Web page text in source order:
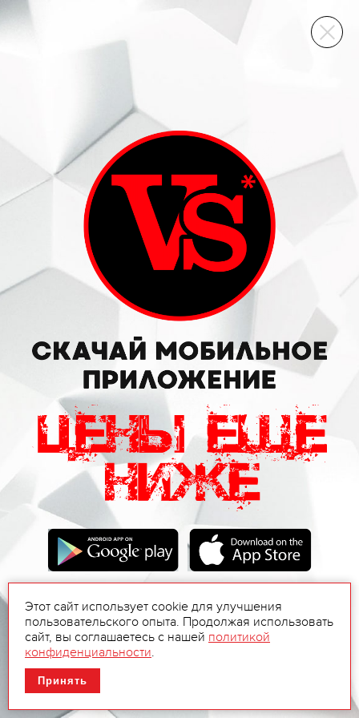
ВИННЫЙ СКЛАД
Этот сайт использует cookie для улучшения
пользовательского опыта. Продолжая использовать
сайт, вы соглашаетесь с нашей политикой
конфиденциальности.
Принять